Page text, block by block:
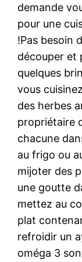
demande
pour une
!Pas besoin
découper et
quelques
vous
des herbes
propriétaire
chacune
au frigo ou
mijoter des
une goutte
mettez au
plat
refroidir un
oméga 3